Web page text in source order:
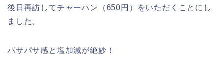
後日再訪してチャーハン（650円）をいただくことにし
ました。
パサパサ感と塩加減が絶妙！